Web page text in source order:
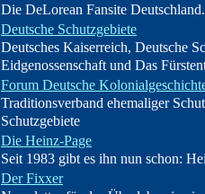
Die DeLorean Fansite
Deutsche Schutzgebiete
Deutsches Kaiserreich, Deutsche
Eidgenossenschaft und Das
Forum Deutsche
Traditionsverband ehemaliger
Schutzgebiete
Die Heinz-Page
Seit 1983 gibt es ihn nun schon:
Der Fixxer